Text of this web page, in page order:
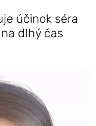
účinok séra
dlhý čas